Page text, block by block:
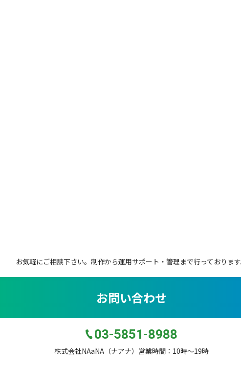
お気軽にご相談下さい。 制作から運用サポート・管理まで行っておりま
お問い合わせ
03-5851-8988
株式会社NAaNA（ナアナ）営業時間：10時〜19時